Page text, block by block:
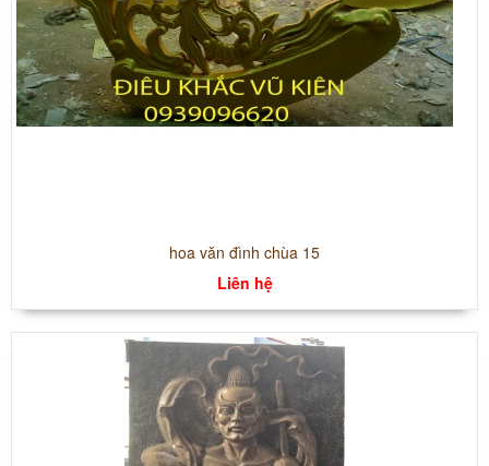
hoa văn đình chùa 15
Liên hệ